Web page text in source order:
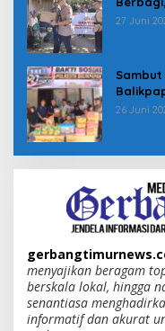
27 Juni
Asuhan
26 Juni
menyajikan beragam
berskala lokal, hingga
senantiasa
informatif dan akurat